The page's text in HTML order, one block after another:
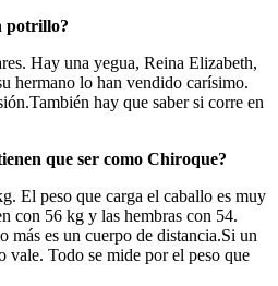
potrillo?
Hay una yegua, Reina Elizabeth,
hermano lo han vendido carísimo.
hay que saber si corre en
que ser como Chiroque?
El peso que carga el caballo es muy
con 56 kg y las hembras con 54.
es un cuerpo de distancia.Si un
vale. Todo se mide por el peso que